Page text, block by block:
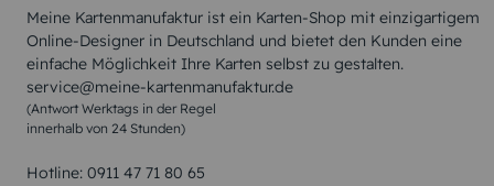
Meine Kartenmanufaktur ist ein Karten-Shop mit einzigartigem
Online-Designer in Deutschland und bietet den Kunden eine
einfache Möglichkeit Ihre Karten selbst zu gestalten.
service@meine-kartenmanufaktur.de
(Antwort Werktags in der Regel
innerhalb von 24 Stunden)
Hotline: 0911 47 71 80 65